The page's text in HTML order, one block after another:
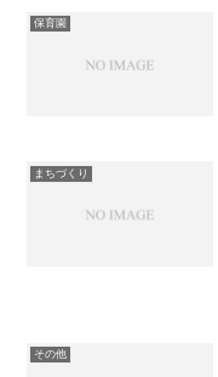
保育園
まちづくり
その他